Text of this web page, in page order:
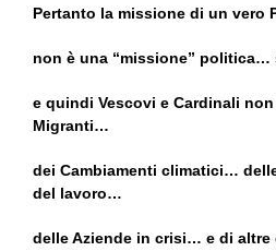
Pertanto la missione di un vero
non è una “missione”
e quindi Vescovi e Cardinali
Migranti…
dei Cambiamenti climatici…
del lavoro…
delle Aziende in crisi… e di